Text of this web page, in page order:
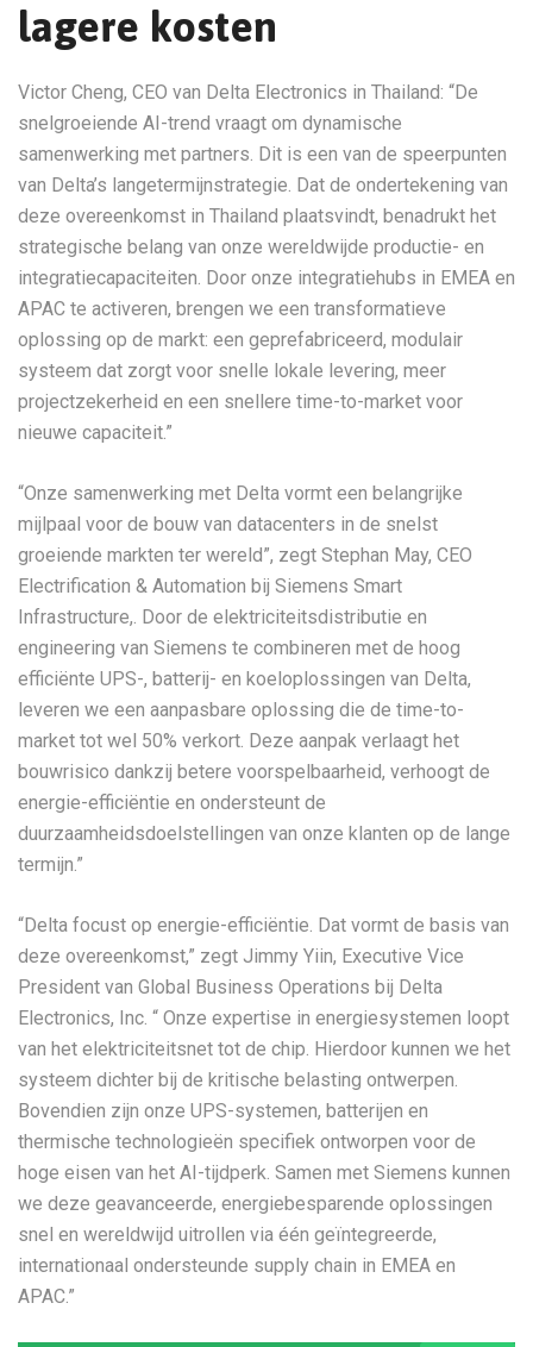
lagere kosten
Victor Cheng, CEO van Delta Electronics in Thailand: “De
snelgroeiende AI-trend vraagt om dynamische
samenwerking met partners. Dit is een van de speerpunten
van Delta’s langetermijnstrategie. Dat de ondertekening van
deze overeenkomst in Thailand plaatsvindt, benadrukt het
strategische belang van onze wereldwijde productie- en
integratiecapaciteiten. Door onze integratiehubs in EMEA en
APAC te activeren, brengen we een transformatieve
oplossing op de markt: een geprefabriceerd, modulair
systeem dat zorgt voor snelle lokale levering, meer
projectzekerheid en een snellere time-to-market voor
nieuwe capaciteit.”
“Onze samenwerking met Delta vormt een belangrijke
mijlpaal voor de bouw van datacenters in de snelst
groeiende markten ter wereld”, zegt Stephan May, CEO
Electrification & Automation bij Siemens Smart
Infrastructure,. Door de elektriciteitsdistributie en
engineering van Siemens te combineren met de hoog
efficiënte UPS-, batterij- en koeloplossingen van Delta,
leveren we een aanpasbare oplossing die de time-to-
market tot wel 50% verkort. Deze aanpak verlaagt het
bouwrisico dankzij betere voorspelbaarheid, verhoogt de
energie-efficiëntie en ondersteunt de
duurzaamheidsdoelstellingen van onze klanten op de lange
termijn.”
“Delta focust op energie-efficiëntie. Dat vormt de basis van
deze overeenkomst,” zegt Jimmy Yiin, Executive Vice
President van Global Business Operations bij Delta
Electronics, Inc. “ Onze expertise in energiesystemen loopt
van het elektriciteitsnet tot de chip. Hierdoor kunnen we het
systeem dichter bij de kritische belasting ontwerpen.
Bovendien zijn onze UPS-systemen, batterijen en
thermische technologieën specifiek ontworpen voor de
hoge eisen van het AI-tijdperk. Samen met Siemens kunnen
we deze geavanceerde, energiebesparende oplossingen
snel en wereldwijd uitrollen via één geïntegreerde,
internationaal ondersteunde supply chain in EMEA en
APAC.”